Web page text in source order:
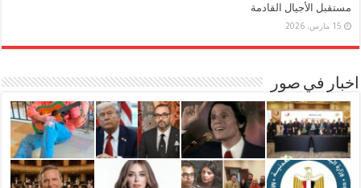
مستقبل الأجيال القادمة
15 مارس، 2026
اخبار في صور